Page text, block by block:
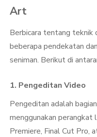
Art
Berbicara tentang teknik
beberapa pendekatan
seniman. Berikut di
1. Pengeditan Video
Pengeditan adalah
menggunakan
Premiere, Final Cut Pro,